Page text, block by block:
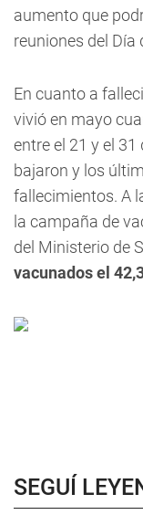
aumento que
reuniones del Día
En cuanto a
vivió en mayo
entre el 21 y el 31
bajaron y los
fallecimientos. A
la campaña de
del Ministerio de
vacunados el
SEGUÍ